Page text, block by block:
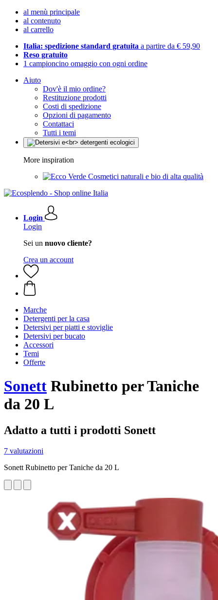
al menù principale
al contenuto
al carrello
Italia: spedizione standard gratuita a partire da € 59,90
Reso gratuito
1 campioncino omaggio con ogni ordine
Aiuto
Dov'è il mio ordine?
Restituzione prodotti
Costi di spedizione
Opzioni di pagamento
Contattaci
Tutti i temi
More inspiration
Cosmetici naturali e bio di alta qualità
Login
Login
Sei un nuovo cliente?
Crea un account
Marche
Detergenti per la casa
Detersivi per piatti e stoviglie
Detersivi per bucato
Accessori
Temi
Offerte
Sonett Rubinetto per Taniche
da 20 L
Adatto a tutti i prodotti Sonett
7 valutazioni
Sonett Rubinetto per Taniche da 20 L